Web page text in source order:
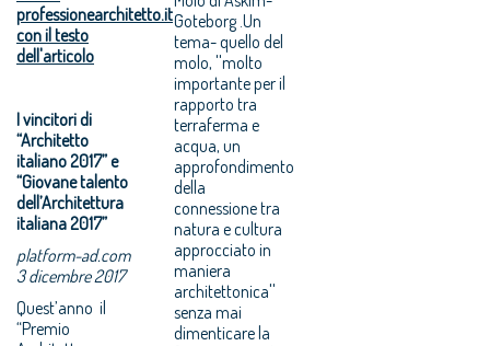
professionearchitetto.it
con il testo
dell'articolo
I vincitori di
“Architetto
italiano 2017” e
“Giovane talento
dell’Architettura
italiana 2017”
platform-ad.com
3 dicembre 2017
Quest’anno il
“Premio
Goteborg .Un
tema- quello del
molo, ''molto
importante per il
rapporto tra
terraferma e
acqua, un
approfondimento
della
connessione tra
natura e cultura
approcciato in
maniera
architettonica''
senza mai
dimenticare la